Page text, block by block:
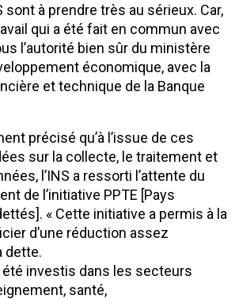
sont à prendre très au sérieux. Car,
qui a été fait en commun avec
l’autorité bien sûr du ministère
économique, avec la
et technique de la Banque
précisé qu’à l’issue de ces
sur la collecte, le traitement et
l’INS a ressorti l’attente du
de l’initiative PPTE [Pays
« Cette initiative a permis à la
d’une réduction assez
dette.
investis dans les secteurs
santé,